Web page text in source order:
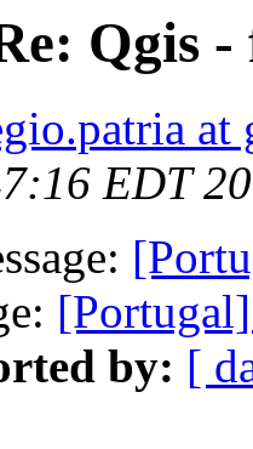
Qgis
at
EDT
by: [